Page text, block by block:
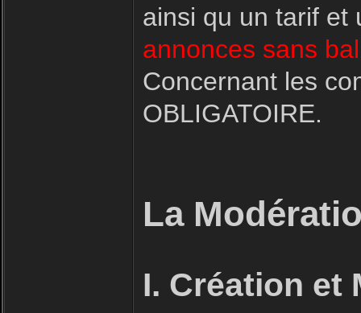
ainsi qu un tarif
annonces sans
Concernant les
OBLIGATOIRE.
La
I. Création et